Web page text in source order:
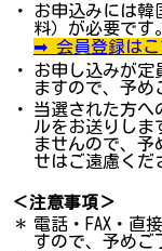
・
お申込みには韓
料）が必要です。
➡ 会員登録はこ
・
お申し込みが定
ますので、予め
・
当選された方へ
ルをお送りしま
ませんので、予
せはご遠慮くだ
＜注意事項＞
＊ 電話・FAX・直
すので、予めご